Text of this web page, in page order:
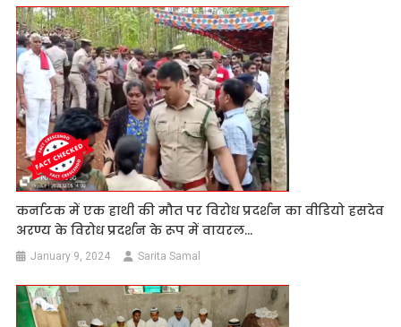
कर्नाटक में एक हाथी की मौत पर विरोध प्रदर्शन का वीडियो हसदेव
अरण्य के विरोध प्रदर्शन के रूप में वायरल…
January 9, 2024 Sarita Samal